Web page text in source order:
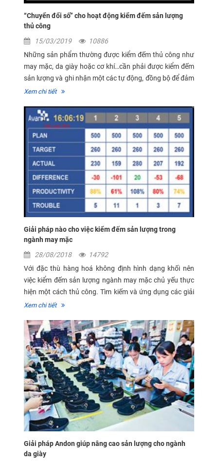
“Chuyển đổi số” cho hoạt động kiểm đếm sản lượng
thủ công
15/03/2019
10886
Những sản phẩm thường được kiểm đếm thủ công như
may mặc, da giày hoặc cơ khí…cần phải được kiểm đếm
sản lượng và ghi nhận một các tự động, đồng bộ để đảm
bảo thông tin được xuyên suốt, cập nhật liên tục và
Xem chi tiết
Giải pháp nào cho việc kiểm đếm sản lượng trong
ngành may mặc
28/08/2018
14792
Với đặc thù hàng hoá không định hình dạng khối nên
việc kiểm đếm sản lượng ngành may mặc chủ yếu thực
hiện một cách thủ công. Tìm kiếm và ứng dụng các giải
pháp kiểm đếm tự động và bán tự động một cách linh
Xem chi tiết
Giải pháp Andon giúp nâng cao sản lượng cho ngành
da giày